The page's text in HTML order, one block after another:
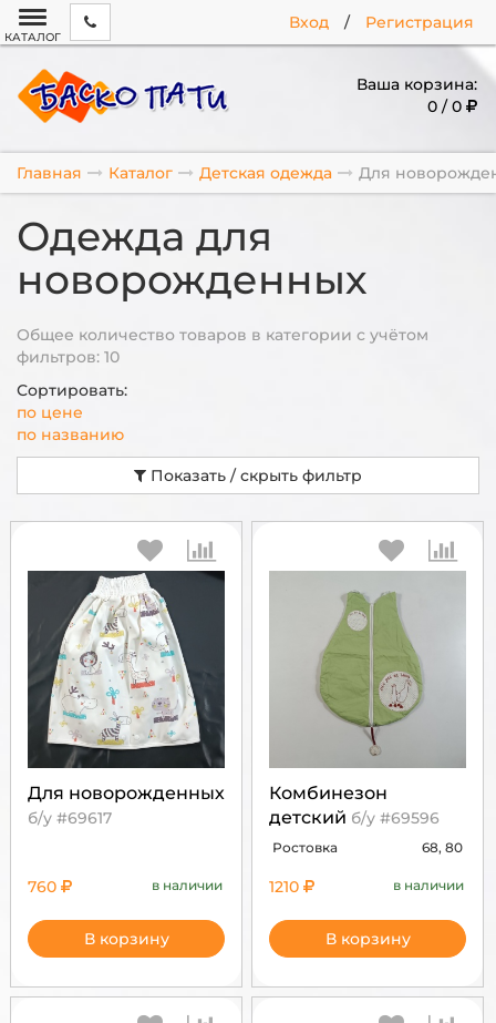
Вход / Регистрация
КАТАЛОГ
Ваша корзина:
0 / 0
Главная Каталог Детская одежда Для
Одежда для
новорожденных
Общее количество товаров в категории с учётом
фильтров: 10
Сортировать:
по цене
по названию
Показать / скрыть фильтр
Для новорожденных
б/у #69617
760 в наличии
В корзину
Комбинезон
детский б/у #69596
Ростовка 68, 80
1210 в наличии
В корзину